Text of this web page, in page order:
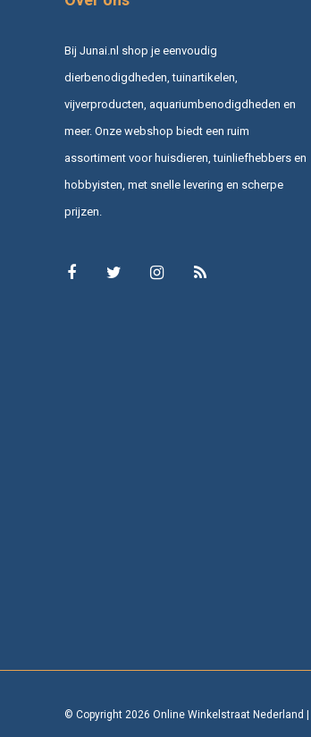
Bij Junai.nl shop je eenvoudig
dierbenodigdheden, tuinartikelen,
vijverproducten, aquariumbenodigdheden en
meer. Onze webshop biedt een ruim
assortiment voor huisdieren, tuinliefhebbers en
hobbyisten, met snelle levering en scherpe
prijzen.
© Copyright 2026 Online Winkelstraat Nederland |